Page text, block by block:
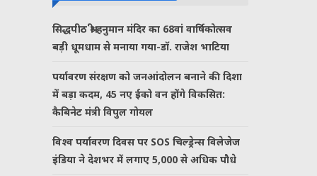
सिद्धपीठ श्री हनुमान मंदिर का 68वां वार्षिकोत्सव
बड़ी धूमधाम से मनाया गया-डॉ. राजेश भाटिया
पर्यावरण संरक्षण को जनआंदोलन बनाने की दिशा
में बड़ा कदम, 45 नए ईको वन होंगे विकसित:
कैबिनेट मंत्री विपुल गोयल
विश्व पर्यावरण दिवस पर SOS चिल्ड्रेन्स विलेजेज
इंडिया ने देशभर में लगाए 5,000 से अधिक पौधे